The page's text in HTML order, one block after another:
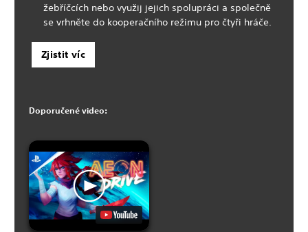
žebříčcích nebo využij jejich spolupráci a společně
se vrhněte do kooperačního režimu pro čtyři hráče.
Zjistit víc
Doporučené video: